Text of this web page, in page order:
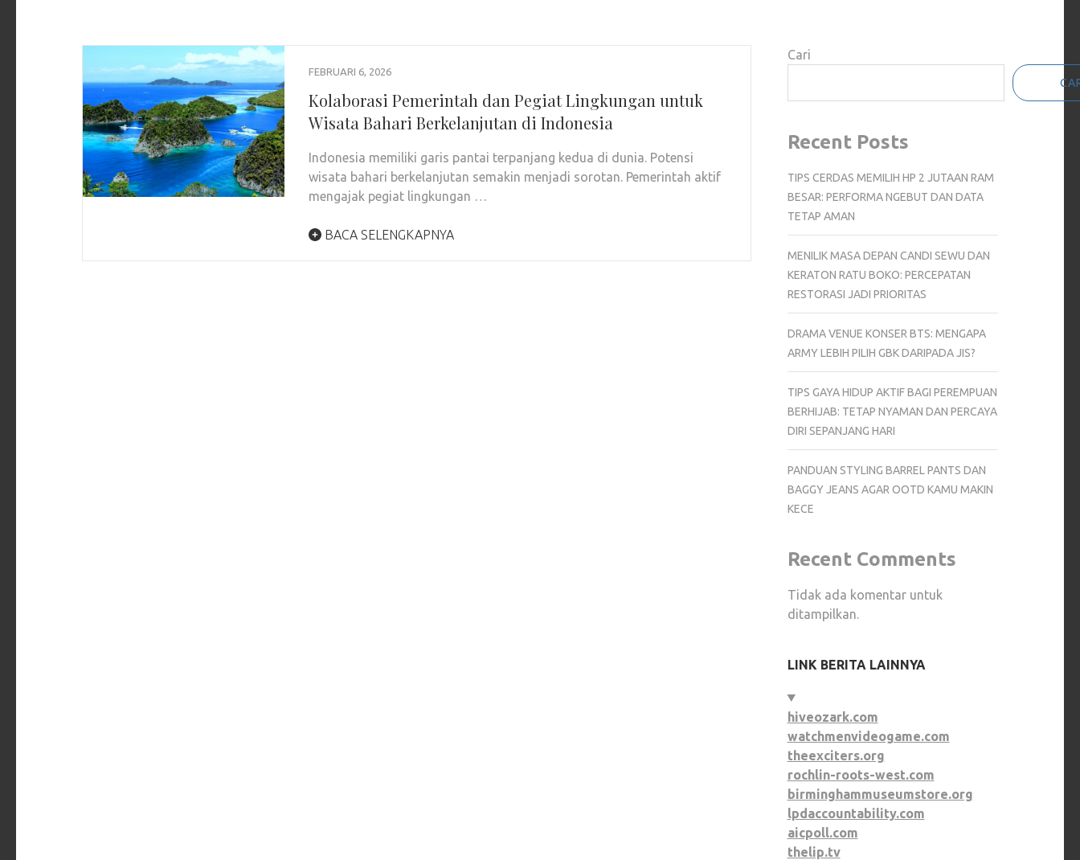
FEBRUARI 6, 2026
Kolaborasi Pemerintah dan Pegiat Lingkungan untuk
Wisata Bahari Berkelanjutan di Indonesia
Indonesia memiliki garis pantai terpanjang kedua di dunia. Potensi
wisata bahari berkelanjutan semakin menjadi sorotan. Pemerintah aktif
mengajak pegiat lingkungan …
BACA SELENGKAPNYA
Cari
Recent Posts
TIPS CERDAS MEMILIH HP 2 JUTAAN RAM
BESAR: PERFORMA NGEBUT DAN DATA
TETAP AMAN
MENILIK MASA DEPAN CANDI SEWU DAN
KERATON RATU BOKO: PERCEPATAN
RESTORASI JADI PRIORITAS
DRAMA VENUE KONSER BTS: MENGAPA
ARMY LEBIH PILIH GBK DARIPADA JIS?
TIPS GAYA HIDUP AKTIF BAGI PEREMPUAN
BERHIJAB: TETAP NYAMAN DAN PERCAYA
DIRI SEPANJANG HARI
PANDUAN STYLING BARREL PANTS DAN
BAGGY JEANS AGAR OOTD KAMU MAKIN
KECE
Recent Comments
Tidak ada komentar untuk
ditampilkan.
LINK BERITA LAINNYA
hiveozark.com
watchmenvideogame.com
theexciters.org
rochlin-roots-west.com
birminghammuseumstore.org
lpdaccountability.com
aicpoll.com
thelip.tv